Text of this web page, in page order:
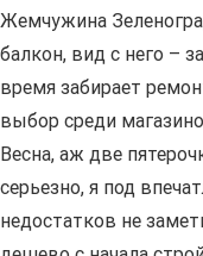
Жемчужина
балкон, вид с него –
время забирает
выбор среди
Весна, аж две
серьезно, я под
недостатков не